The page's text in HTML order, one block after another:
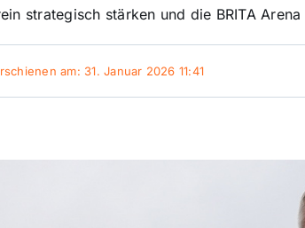
strategisch stärken und die BRITA
am: 31. Januar 2026 11:41